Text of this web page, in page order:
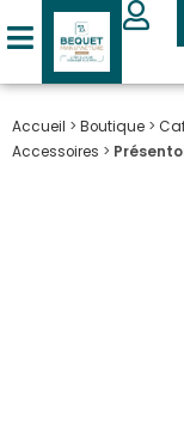
Accueil > Boutique >
Accessoires >